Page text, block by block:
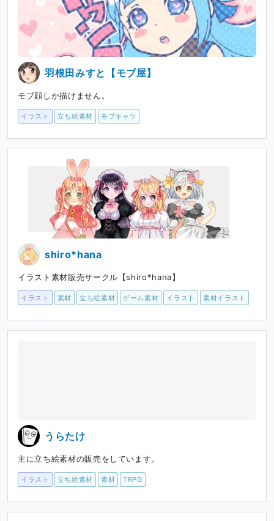
羽根田みすと【モブ屋】
モブ顔しか描けません。
イラスト 立ち絵素材 モブキャラ
shiro*hana
イラスト素材販売サークル【shiro*hana】
イラスト 素材 立ち絵素材 ゲーム素材 イラスト 素材イラスト
うらたけ
主に立ち絵素材の販売をしています。
イラスト 立ち絵素材 素材 TRPG